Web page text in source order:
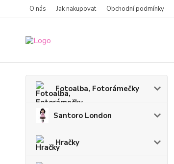
O nás Jak nakupovat Obchodní podmínky
Fotoalba, Fotorámečky
Santoro London
Hračky